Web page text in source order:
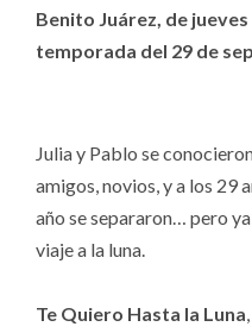
Benito Juárez, de
temporada del 29 de
Julia y Pablo se
amigos, novios, y a los 29
año se separaron… pero
viaje a la luna.
Te Quiero Hasta la Luna,